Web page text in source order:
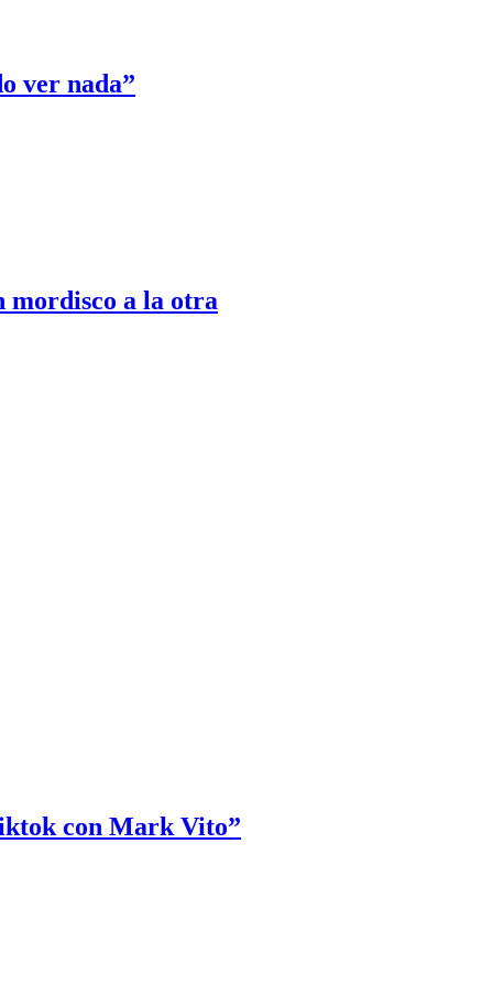
ver nada”
mordisco a la otra
con Mark Vito”